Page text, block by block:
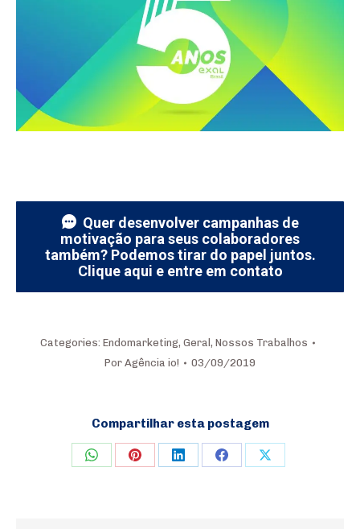
Quer desenvolver campanhas de
motivação para seus colaboradores
também? Podemos tirar do papel juntos.
Clique aqui e entre em contato
Categories: Endomarketing, Geral , Nossos Trabalhos
Por Agência io! 03/09/2019
Compartilhar esta postagem
Share Share Share Share Share